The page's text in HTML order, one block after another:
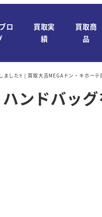
ロ
買取実
績
買取商
品
ました‼ | 買取大吉MEGAドン・キホーテ
ハンドバッ